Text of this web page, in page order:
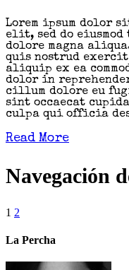
Lorem ipsum dolor
elit, sed do
dolore magna
quis nostrud
aliquip ex ea
dolor in
cillum dolore eu
sint occaecat
culpa qui officia
Read More
Navegación
1 2
La Percha